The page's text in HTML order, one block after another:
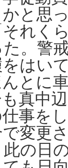
かと思
れく
。警
はい
とに
真中
事を
変更
の日